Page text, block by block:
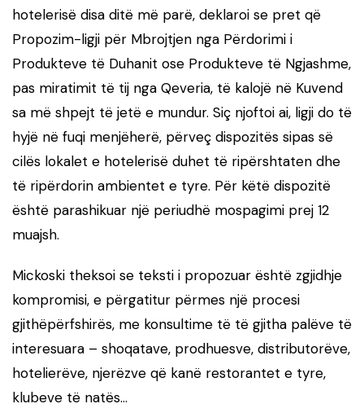
hotelerisë disa ditë më parë, deklaroi se pret që
Propozim-ligji për Mbrojtjen nga Përdorimi i
Produkteve të Duhanit ose Produkteve të Ngjashme,
pas miratimit të tij nga Qeveria, të kalojë në Kuvend
sa më shpejt të jetë e mundur. Siç njoftoi ai, ligji do të
hyjë në fuqi menjëherë, përveç dispozitës sipas së
cilës lokalet e hotelerisë duhet të ripërshtaten dhe
të ripërdorin ambientet e tyre. Për këtë dispozitë
është parashikuar një periudhë mospagimi prej 12
muajsh.
Mickoski theksoi se teksti i propozuar është zgjidhje
kompromisi, e përgatitur përmes një procesi
gjithëpërfshirës, ​​me konsultime të të gjitha palëve të
interesuara – shoqatave, prodhuesve, distributorëve,
hotelierëve, njerëzve që kanë restorantet e tyre,
klubeve të natës…